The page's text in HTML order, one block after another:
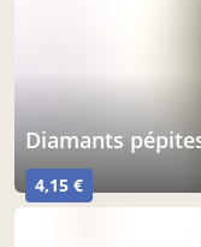
diamants
4,15 €